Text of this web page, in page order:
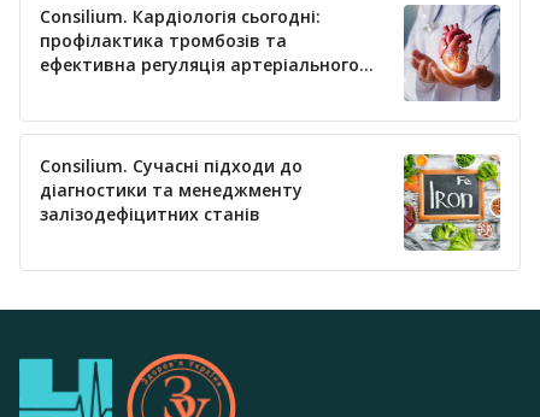
Consilium. Кардіологія сьогодні:
профілактика тромбозів та
ефективна регуляція артеріального
Consilium. Сучасні підходи до
діагностики та менеджменту
залізодефіцитних станів